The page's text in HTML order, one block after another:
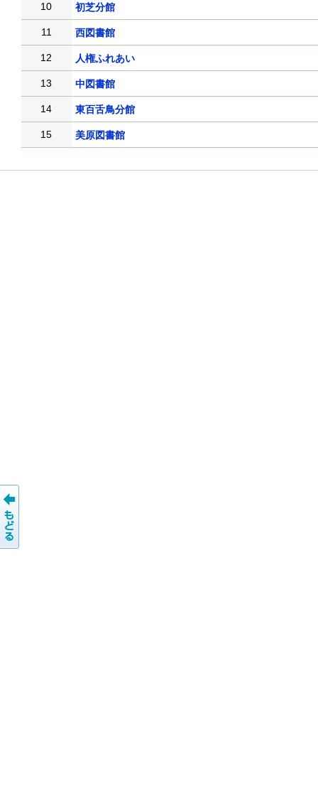
10 初芝分館
11 西図書館
12 人権ふれあい
13 中図書館
14 東百舌鳥分館
15 美原図書館